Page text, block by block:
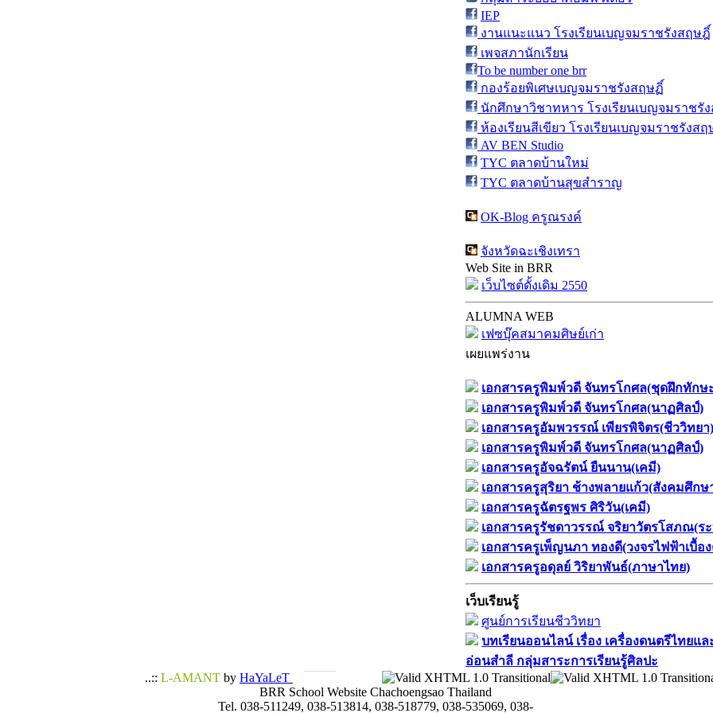
IEP
งานแนะแนว โรงเรียนเบญจมราชรังสฤษฎิ์
เพจสภานักเรียน
To be number one brr
กองร้อยพิเศษเบญจมราชรังสฤษฏิ์
นักศึกษาวิชาทหาร โรงเรียนเบญจมราชรั
ห้องเรียนสีเขียว โรงเรียนเบญจมราชรังสฤ
AV BEN Studio
TYC ตลาดบ้านใหม่
TYC ตลาดบ้านสุขสำราญ
OK-Blog ครูณรงค์
จังหวัดฉะเชิงเทรา
Web Site in BRR
เว็บไซต์ดั้งเดิม 2550
ALUMNA WEB
เฟซบุ๊คสมาคมศิษย์เก่า
เผยแพร่งาน
เอกสารครูพิมพ์วดี จันทรโกศล(ชุดฝึกทักษ
เอกสารครูพิมพ์วดี จันทรโกศล(นาฏศิลป์)
เอกสารครูอัมพวรรณ์ เพียรพิจิตร(ชีววิทยา)
เอกสารครูพิมพ์วดี จันทรโกศล(นาฏศิลป์)
เอกสารครูอัจฉรัตน์ ยืนนาน(เคมี)
เอกสารครูสุริยา ช้างพลายแก้ว(สังคมศึกษ
เอกสารครูฉัตรฐพร ศิริวัน(เคมี)
เอกสารครูรัชดาวรรณ์ จริยาวัตรโสภณ(ร
เอกสารครูเพ็ญนภา ทองดี(วงจรไฟฟ้าเบื้อ
เอกสารครูอดุลย์ วิริยาพันธ์(ภาษาไทย)
เว็บเรียนรู้
ศูนย์การเรียนชีววิทยา
บทเรียนออนไลน์​ เรื่อง​ เครื่องดนตรีไทย
อ่อนสำลี​ กลุ่มสาระการเรียนรู้ศิลปะ
..:: L-AMANT by HaYaLeT
BRR School Website Chachoengsao Thailand
Tel. 038-511249, 038-513814, 038-518779, 038-535069, 038-